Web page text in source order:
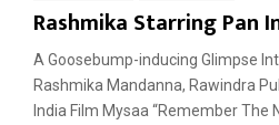
Rashmika Starring Pan
A Goosebump-inducing Glimpse
Rashmika Mandanna, Rawindra
India Film Mysaa “Remember The